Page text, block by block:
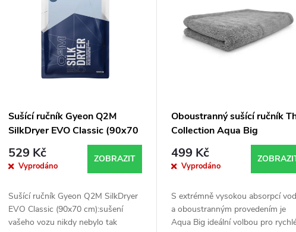
Sušící ručník Gyeon Q2M
SilkDryer EVO Classic (90x70
529 Kč
Vyprodáno
ZOBRAZIT
Sušící ručník Gyeon Q2M SilkDryer
EVO Classic (90x70 cm):sušení
vašeho vozu nikdy nebylo tak
Oboustranný sušící ručník
Collection Aqua Big
499 Kč
Vyprodáno
S extrémně vysokou absorpcí
a oboustranným provedením je
Aqua Big ideální volbou pro